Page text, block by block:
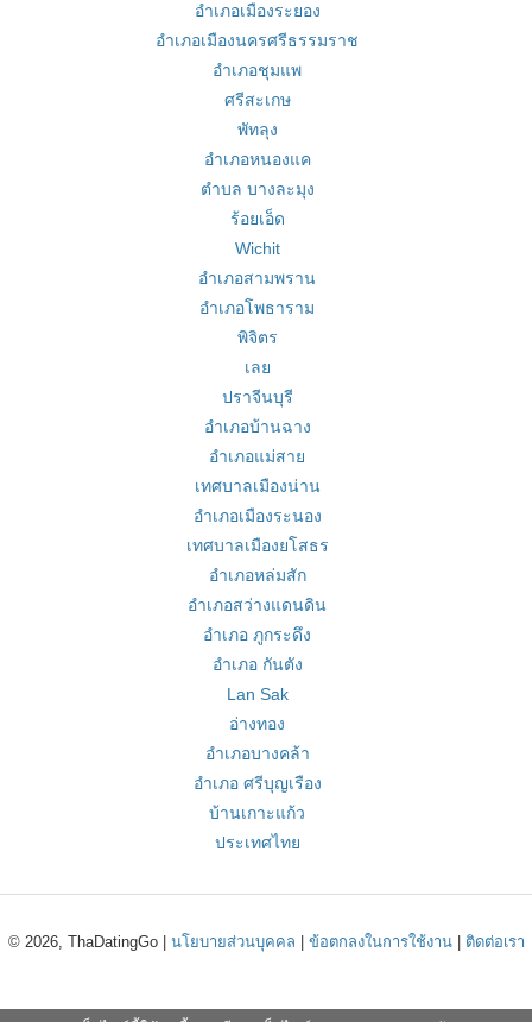
อำเภอเมืองระยอง
อำเภอเมืองนครศรีธรรมราช
อำเภอชุมแพ
ศรีสะเกษ
พัทลุง
อำเภอหนองแค
ตำบล บางละมุง
ร้อยเอ็ด
Wichit
อำเภอสามพราน
อำเภอโพธาราม
พิจิตร
เลย
ปราจีนบุรี
อำเภอบ้านฉาง
อำเภอแม่สาย
เทศบาลเมืองน่าน
อำเภอเมืองระนอง
เทศบาลเมืองยโสธร
อำเภอหล่มสัก
อำเภอสว่างแดนดิน
อำเภอ ภูกระดึง
อำเภอ กันตัง
Lan Sak
อ่างทอง
อำเภอบางคล้า
อำเภอ ศรีบุญเรือง
บ้านเกาะแก้ว
ประเทศไทย
© 2026, ThaDatingGo | นโยบายส่วนบุคคล ข้อตกลงในการใช้งาน| ติดต่อเรา